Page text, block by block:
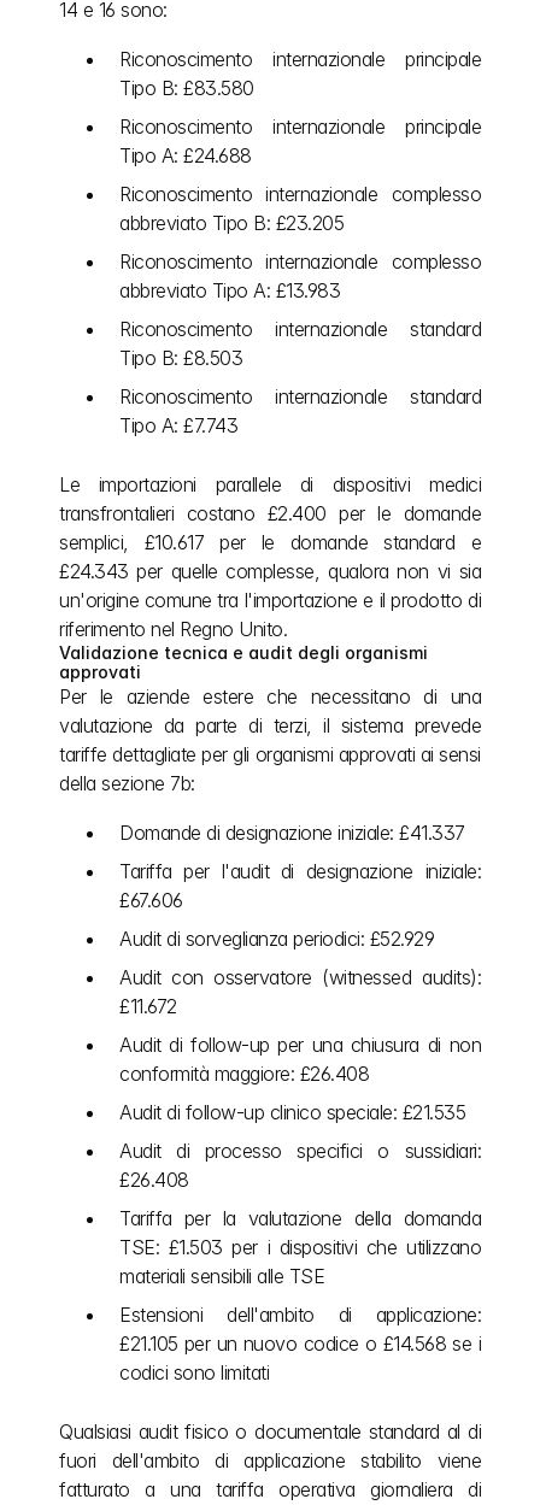
14 e 16 sono:
Riconoscimento internazionale principale
Tipo B: £83.580
Riconoscimento internazionale principale
Tipo A: £24.688
Riconoscimento internazionale complesso
abbreviato Tipo B: £23.205
Riconoscimento internazionale complesso
abbreviato Tipo A: £13.983
Riconoscimento internazionale standard
Tipo B: £8.503
Riconoscimento internazionale standard
Tipo A: £7.743
Le importazioni parallele di dispositivi medici
transfrontalieri costano £2.400 per le domande
semplici, £10.617 per le domande standard e
£24.343 per quelle complesse, qualora non vi sia
un'origine comune tra l'importazione e il prodotto di
riferimento nel Regno Unito.
Validazione tecnica e audit degli organismi
approvati
Per le aziende estere che necessitano di una
valutazione da parte di terzi, il sistema prevede
tariffe dettagliate per gli organismi approvati ai sensi
della sezione 7b:
Domande di designazione iniziale: £41.337
Tariffa per l'audit di designazione iniziale:
£67.606
Audit di sorveglianza periodici: £52.929
Audit con osservatore (witnessed audits):
£11.672
Audit di follow-up per una chiusura di non
conformità maggiore: £26.408
Audit di follow-up clinico speciale: £21.535
Audit di processo specifici o sussidiari:
£26.408
Tariffa per la valutazione della domanda
TSE: £1.503 per i dispositivi che utilizzano
materiali sensibili alle TSE
Estensioni dell'ambito di applicazione:
£21.105 per un nuovo codice o £14.568 se i
codici sono limitati
Qualsiasi audit fisico o documentale standard al di
fuori dell'ambito di applicazione stabilito viene
fatturato a una tariffa operativa giornaliera di